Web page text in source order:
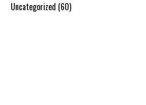
Uncategorized (60)